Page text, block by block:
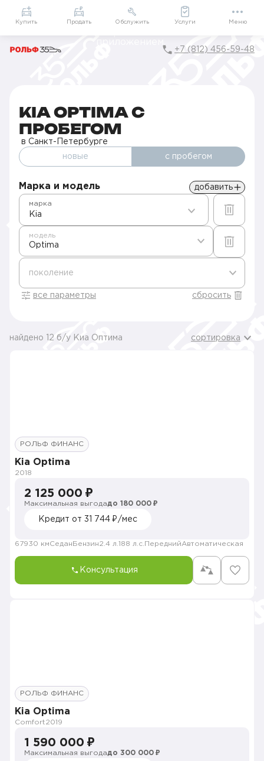
Приложение
Мой РОЛЬФ
Подарки внутри
+7 (812) 456-59-48
KIA OPTIMA С
ПРОБЕГОМ
в Санкт-Петербурге
новые с пробегом
Марка и модель добавить
Kia
марка
Optima
модель
поколение
все параметры сбросить
найдено 12 б/у Киа Оптима сортировка
РОЛЬФ ФИНАНС
Kia Optima
2018
2 125 000 ₽
Максимальная выгодадо 180 000 ₽
Кредит от 31 744 ₽/мес
67930 кмСедан Бензин2.4 л. 188 л.с. ПереднийАвтоматическая
Консультация
РОЛЬФ ФИНАНС
Kia Optima
Comfort2019
1 590 000 ₽
Максимальная выгодадо 300 000 ₽
Купить Продать Обслужить Услуги Меню